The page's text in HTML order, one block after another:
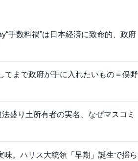
手数料禍”は日本経済に致命的、政府
てまで政府が手に入れたいもの＝俣野
盛り土所有者の実名、なぜマスコミ
。ハリス大統領「早期」誕生で揺ら